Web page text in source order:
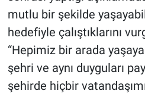
mutlu bir şekilde
hedefiyle çalıştıklarını
“Hepimiz bir arada
şehri ve aynı duyguları
şehirde hiçbir